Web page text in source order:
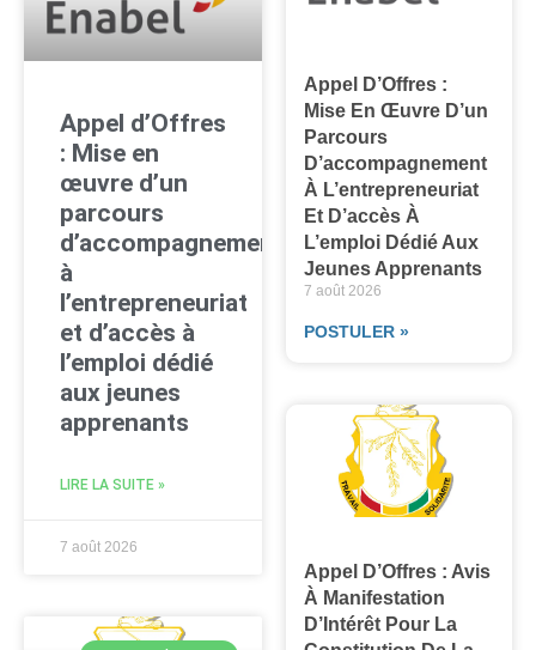
Appel d’Offres
: Mise en
œuvre d’un
parcours
d’accompagnement
à
l’entrepreneuriat
et d’accès à
l’emploi dédié
aux jeunes
apprenants
LIRE LA SUITE »
7 août 2026
Appel D’Offres :
Mise En Œuvre D’un
Parcours
D’accompagnement
À L’entrepreneuriat
Et D’accès À
L’emploi Dédié Aux
Jeunes Apprenants
7 août 2026
POSTULER »
Appel D’Offres : Avis
À Manifestation
D’Intérêt Pour La